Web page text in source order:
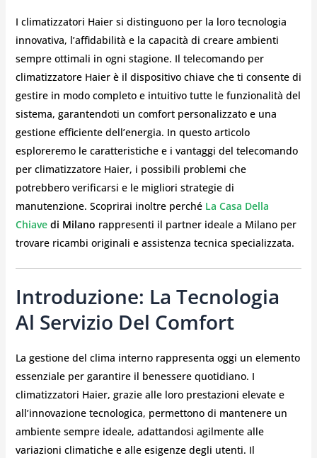
I climatizzatori Haier si distinguono per la loro tecnologia
innovativa, l’affidabilità e la capacità di creare ambienti
sempre ottimali in ogni stagione. Il telecomando per
climatizzatore Haier è il dispositivo chiave che ti consente di
gestire in modo completo e intuitivo tutte le funzionalità del
sistema, garantendoti un comfort personalizzato e una
gestione efficiente dell’energia. In questo articolo
esploreremo le caratteristiche e i vantaggi del telecomando
per climatizzatore Haier, i possibili problemi che
potrebbero verificarsi e le migliori strategie di
manutenzione. Scoprirai inoltre perché La Casa Della
Chiavedi Milano rappresenti il partner ideale a Milano per
trovare ricambi originali e assistenza tecnica specializzata.
Introduzione: La Tecnologia
Al Servizio Del Comfort
La gestione del clima interno rappresenta oggi un elemento
essenziale per garantire il benessere quotidiano. I
climatizzatori Haier, grazie alle loro prestazioni elevate e
all’innovazione tecnologica, permettono di mantenere un
ambiente sempre ideale, adattandosi agilmente alle
variazioni climatiche e alle esigenze degli utenti. Il